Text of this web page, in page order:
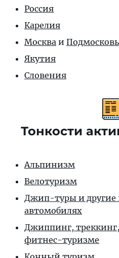
Россия
Карелия
Москва и
Якутия
Словения
Тонкости
Альпинизм
Велотуризм
Джип-туры и другие
автомобилях
Джиппинг,
фитнес-туризме